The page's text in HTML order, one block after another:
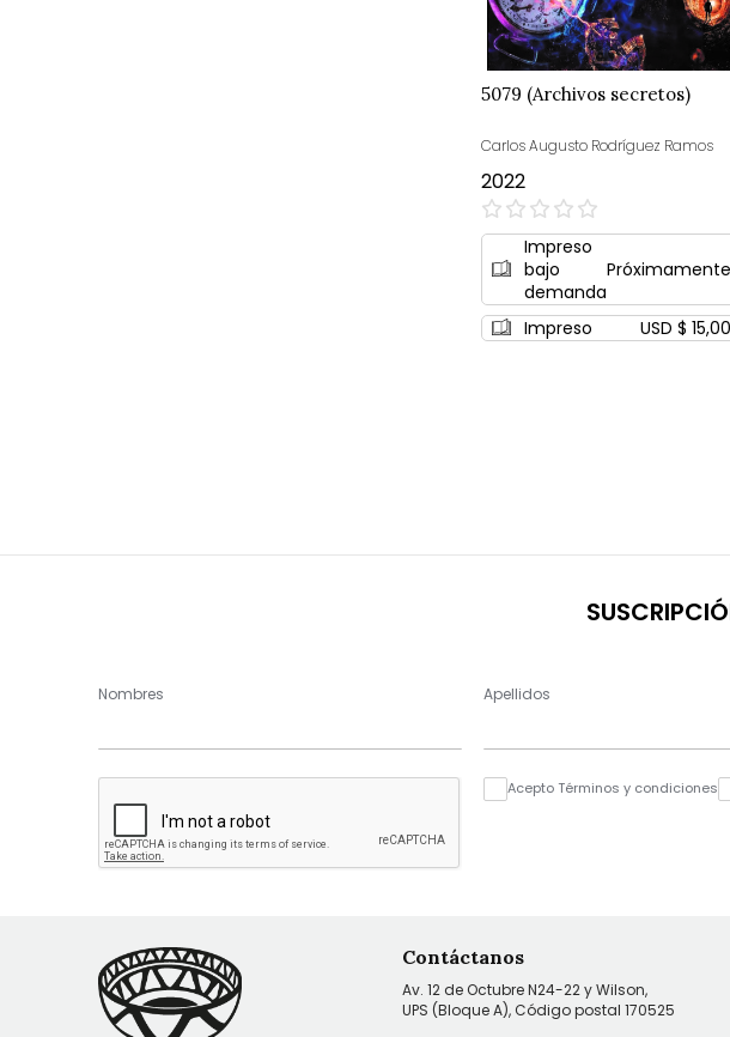
5079 (Archivos secretos)
Carlos Augusto Rodríguez Ramos
2022
0%
Impreso
bajo
demanda
Próximamente
Impreso USD $ 15,00
Nombres Apellidos
Acepto Términos y condiciones
Contáctanos
Av. 12 de Octubre N24-22 y Wilson,
UPS (Bloque A), Código postal 170525